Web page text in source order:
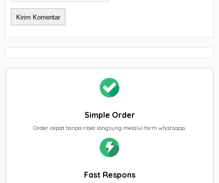
Simple Order
Order cepat tanpa ribet langsung melalui form whatsapp.
Fast Respons